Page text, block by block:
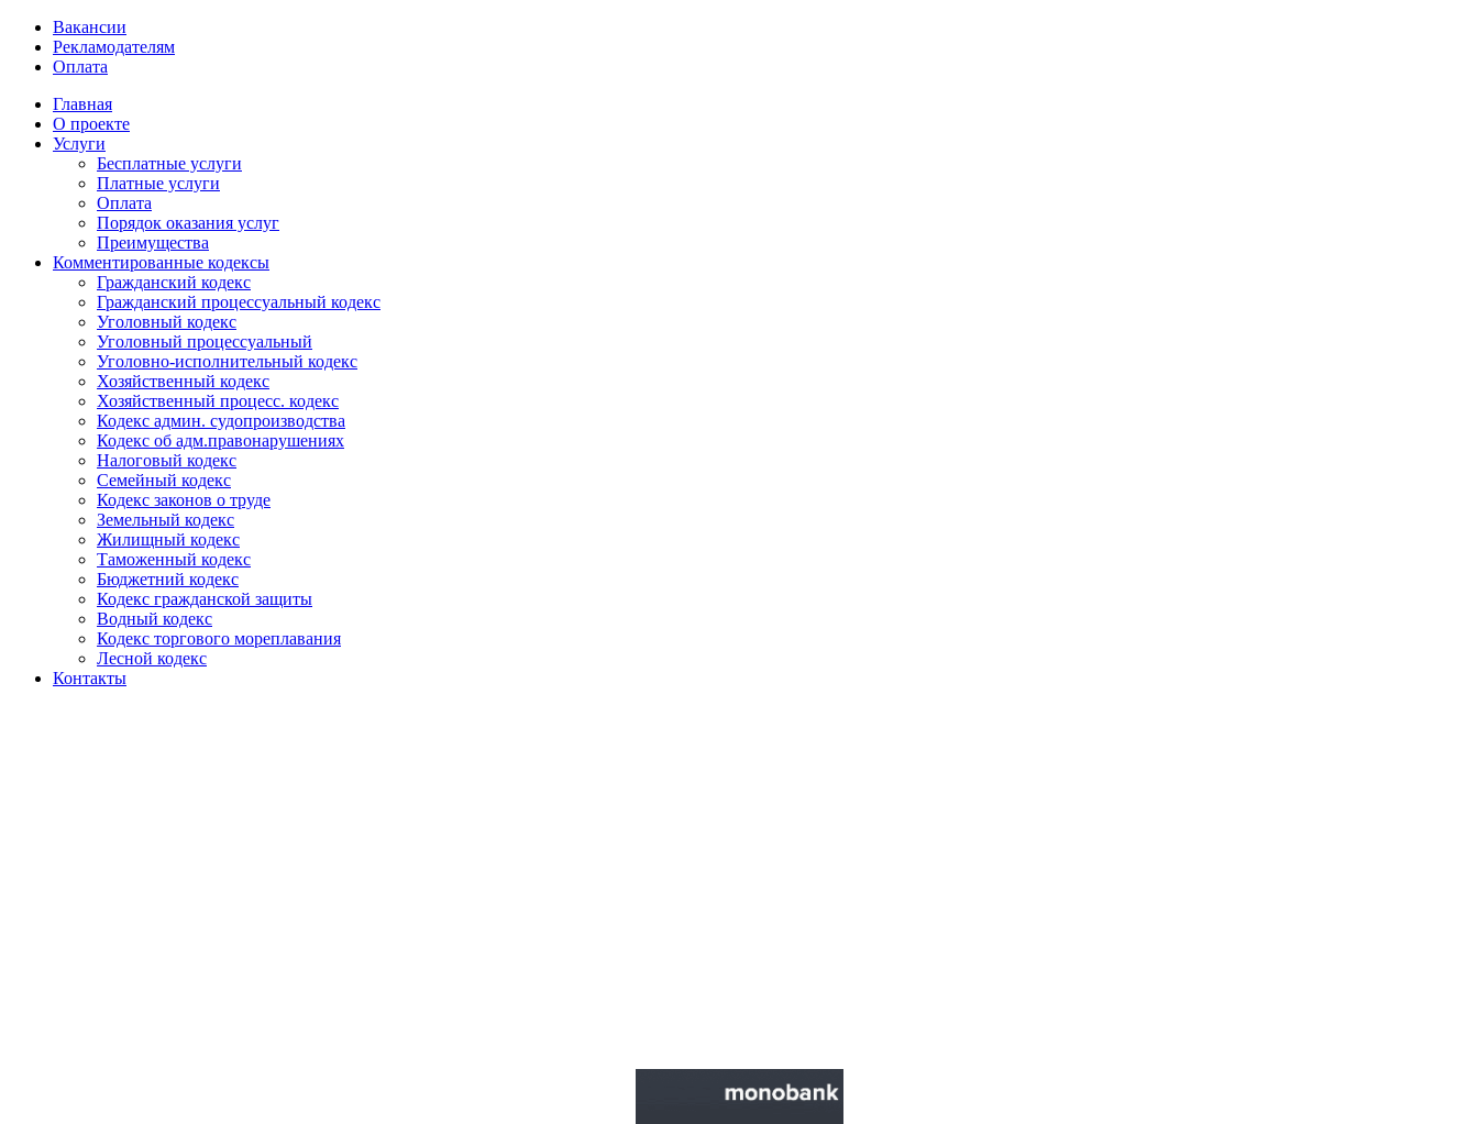
Вакансии
Рекламодателям
Оплата
Главная
О проекте
Услуги
Бесплатные услуги
Платные услуги
Оплата
Порядок оказания услуг
Преимущества
Комментированные кодексы
Гражданский кодекс
Гражданский процессуальный кодекс
Уголовный кодекс
Уголовный процессуальный
Уголовно-исполнительный кодекс
Хозяйственный кодекс
Хозяйственный процесс. кодекс
Кодекс админ. судопроизводства
Кодекс об адм.правонарушениях
Налоговый кодекс
Семейный кодекс
Кодекс законов о труде
Земельный кодекс
Жилищный кодекс
Таможенный кодекс
Бюджетний кодекс
Кодекс гражданской защиты
Водный кодекс
Кодекс торгового мореплавания
Лесной кодекс
Контакты